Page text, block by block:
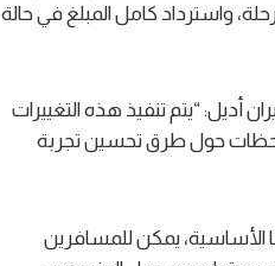
تصل إلى 90 دقيقة قبل إقلاع الرحلة، واسترداد كامل المبلغ في حالة
أديل: “يتم تنفيذ هذه التغييرات
حول طرق تحسين تجربة
على باقتنا الأساسية، يمكن للمسافرين